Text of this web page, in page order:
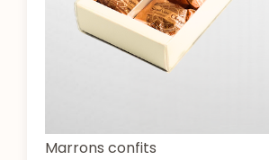
Marrons confits